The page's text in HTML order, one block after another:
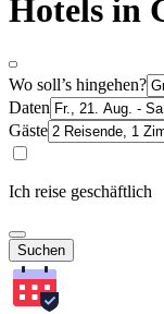
Hotels in
Wo soll’s hingehen?
Daten
Gäste
Ich reise geschäftlich
Suchen